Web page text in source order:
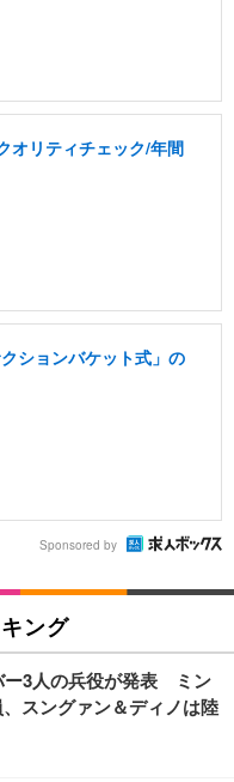
オリティチェック/年間
ションバケット式」の
Sponsored by
ング
ー3人の兵役が発表 ミン
スングァン＆ディノは陸